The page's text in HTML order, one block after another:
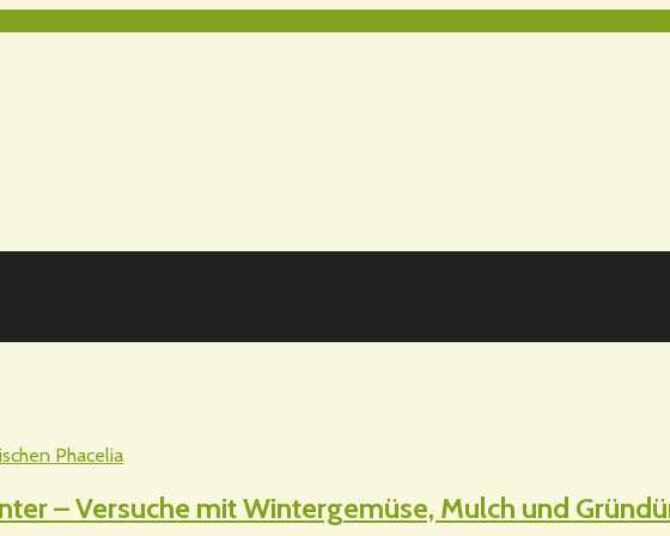
– Versuche mit Wintergemüse, Mulch und